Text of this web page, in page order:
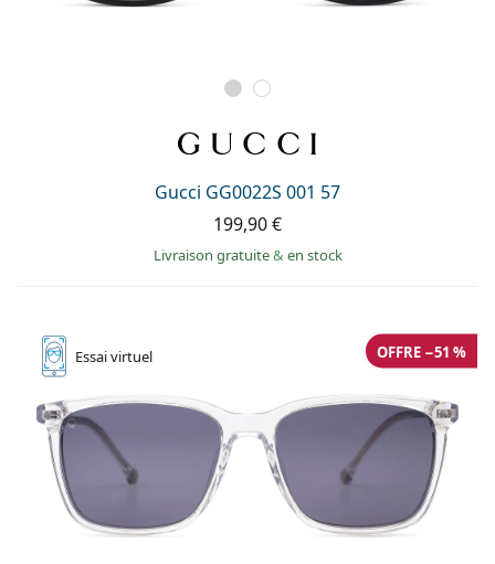
Gucci GG0022S 001 57
199,90 €
Livraison gratuite& en stock
Essaivirtuel OFFRE −51 %